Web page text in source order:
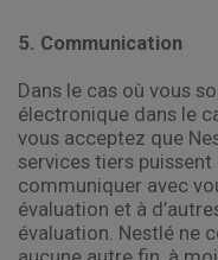
5. Communication
Dans le cas où vous
électronique dans le
vous acceptez que
services tiers
communiquer avec
évaluation et à
évaluation. Nestlé ne